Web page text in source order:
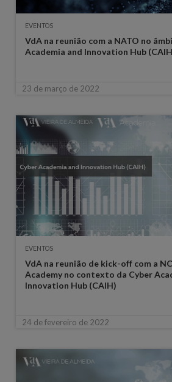
EVENTOS
VdA na reunião com a NATO no
Academia and Innovation Hub
23 de março de 2022
EVENTOS
VdA na reunião de kick-off com a
Academy no contexto da Cyber
Innovation Hub (CAIH)
24 de fevereiro de 2022